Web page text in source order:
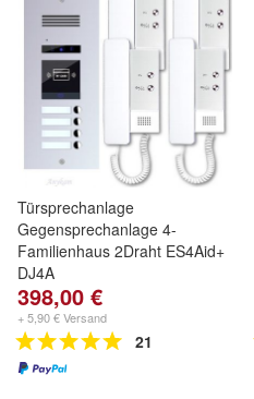
Türsprechanlage
Gegensprechanlage 4-
Familienhaus 2Draht ES4Aid+
DJ4A
398,00 €
+ 5,90 € Versand
21